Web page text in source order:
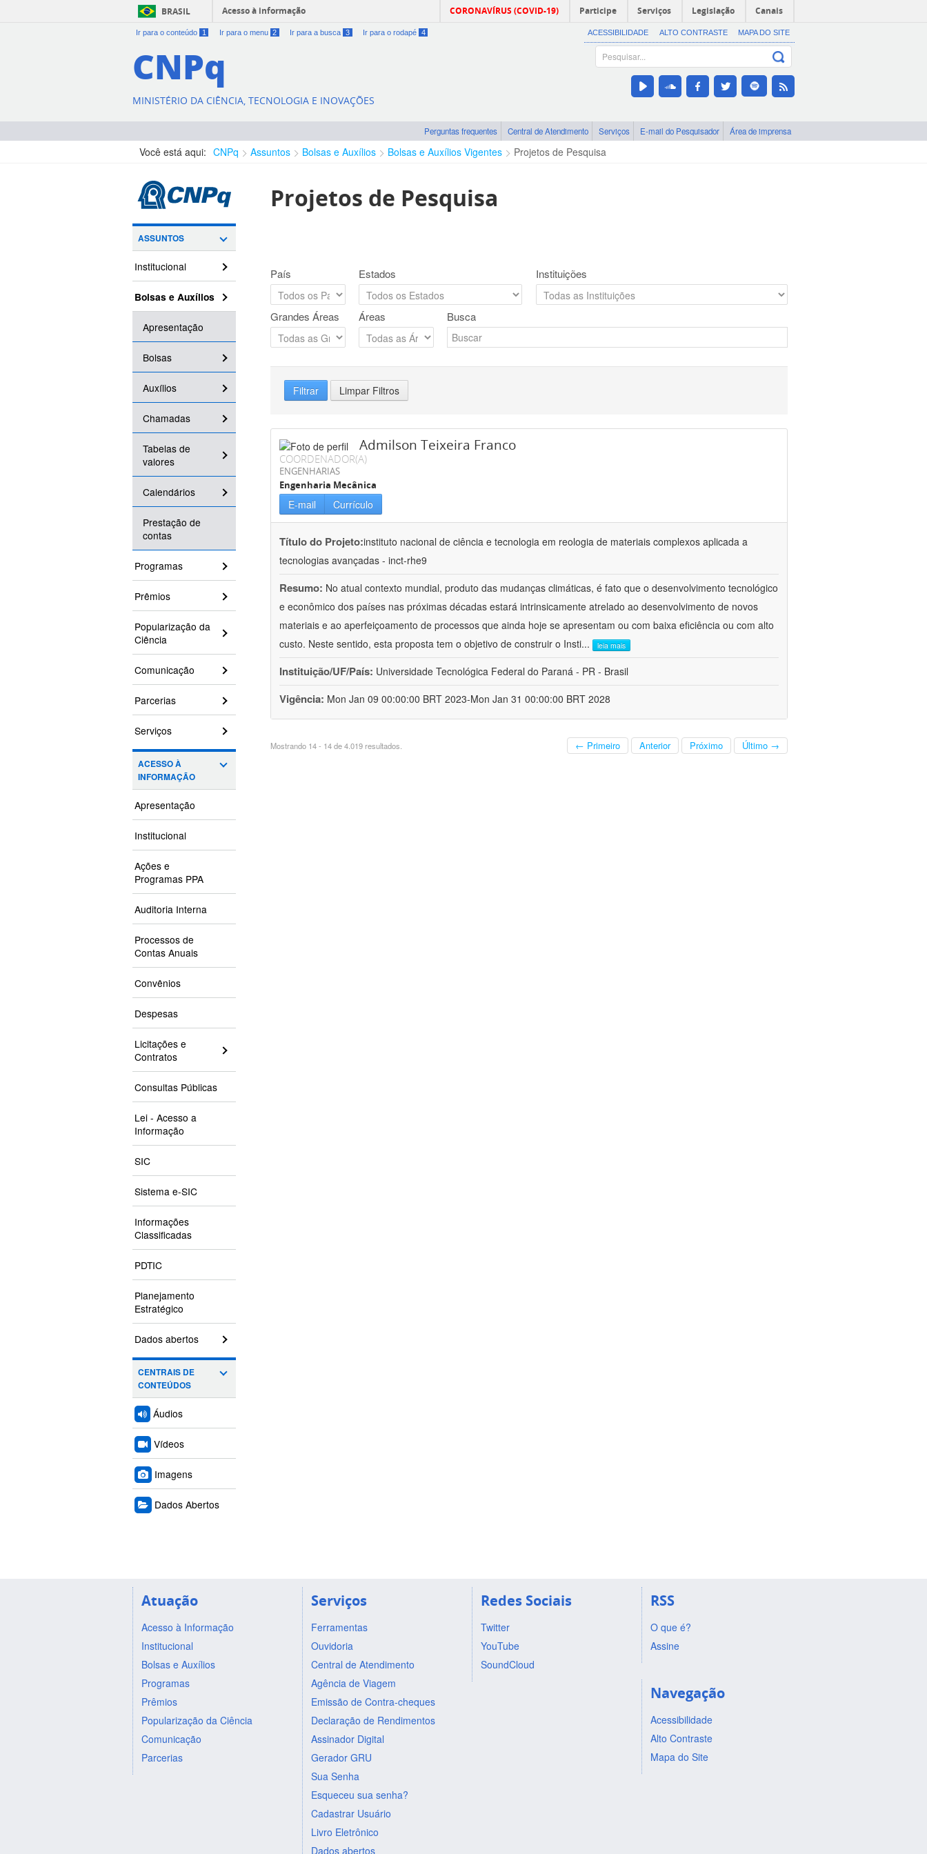
BRASIL Acesso à informação CORONAVÍRUS (COVID-19) Participe Serviços Legislação Canais
Ir para o conteúdo 1 Ir para o menu 2 Ir para a busca 3 Ir para o rodapé 4 ACESSIBILIDADE ALTO CONTRASTE MAPA DO SITE
CNPq
MINISTÉRIO DA CIÊNCIA, TECNOLOGIA E INOVAÇÕES
Perguntas frequentes Central de Atendimento Serviços E-mail do Pesquisador Área de imprensa
Você está aqui: CNPq Assuntos Bolsas e Auxílios Bolsas e Auxílios Vigentes Projetos de Pesquisa
ASSUNTOS
Institucional
Bolsas e Auxílios
Apresentação
Bolsas
Auxílios
Chamadas
Tabelas de
valores
Calendários
Prestação de
contas
Programas
Prêmios
Popularização da
Ciência
Comunicação
Parcerias
Serviços
ACESSO À
INFORMAÇÃO
Apresentação
Institucional
Ações e
Programas PPA
Auditoria Interna
Processos de
Contas Anuais
Convênios
Despesas
Licitações e
Contratos
Consultas Públicas
Lei - Acesso a
Informação
SIC
Sistema e-SIC
Informações
Classificadas
PDTIC
Planejamento
Estratégico
Dados abertos
CENTRAIS DE
CONTEÚDOS
Áudios
Vídeos
Imagens
Dados Abertos
Projetos de Pesquisa
País Estados Instituições
Grandes Áreas Áreas Busca
Filtrar Limpar Filtros
Admilson Teixeira Franco
COORDENADOR(A)
ENGENHARIAS
Engenharia Mecânica
E-mail Currículo
Título do Projeto:instituto nacional de ciência e tecnologia em reologia de materiais complexos aplicada a
tecnologias avançadas - inct-rhe9
Resumo: No atual contexto mundial, produto das mudanças climáticas, é fato que o desenvolvimento tecnológico
e econômico dos países nas próximas décadas estará intrinsicamente atrelado ao desenvolvimento de novos
materiais e ao aperfeiçoamento de processos que ainda hoje se apresentam ou com baixa eficiência ou com alto
custo. Neste sentido, esta proposta tem o objetivo de construir o Insti... leia mais
Instituição/UF/País: Universidade Tecnológica Federal do Paraná - PR - Brasil
Vigência: Mon Jan 09 00:00:00 BRT 2023-Mon Jan 31 00:00:00 BRT 2028
Mostrando 14 - 14 de 4.019 resultados. ← Primeiro Anterior Próximo Último →
Atuação
Acesso à Informação
Institucional
Bolsas e Auxílios
Programas
Prêmios
Popularização da Ciência
Comunicação
Parcerias
Serviços
Ferramentas
Ouvidoria
Central de Atendimento
Agência de Viagem
Emissão de Contra-cheques
Declaração de Rendimentos
Assinador Digital
Gerador GRU
Sua Senha
Esqueceu sua senha?
Cadastrar Usuário
Livro Eletrônico
Dados abertos
Redes Sociais
Twitter
YouTube
SoundCloud
RSS
O que é?
Assine
Navegação
Acessibilidade
Alto Contraste
Mapa do Site